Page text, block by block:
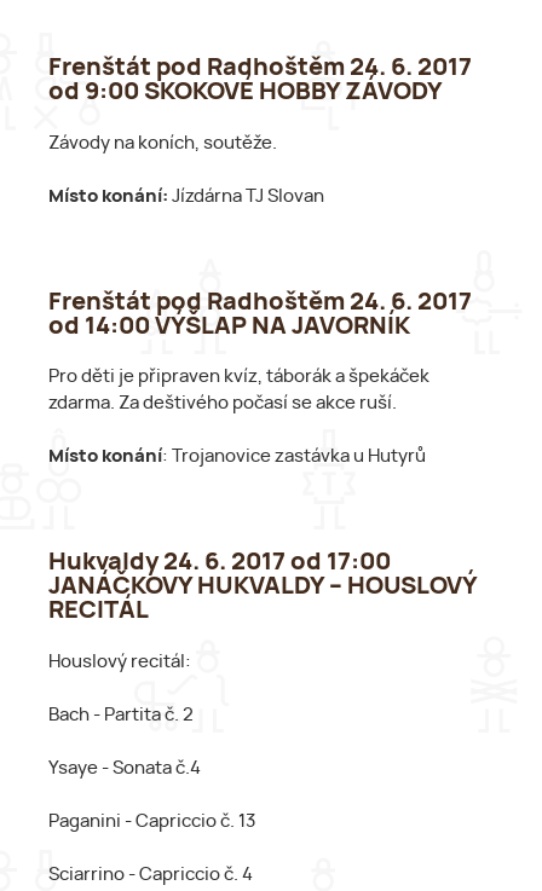
Frenštát pod Radhoštěm 24. 6. 2017
od 9:00 SKOKOVÉ HOBBY ZÁVODY
Závody na koních, soutěže.
Místo konání: Jízdárna TJ Slovan
Frenštát pod Radhoštěm 24. 6. 2017
od 14:00 VÝŠLAP NA JAVORNÍK
Pro děti je připraven kvíz, táborák a špekáček
zdarma. Za deštivého počasí se akce ruší.
Místo konání: Trojanovice zastávka u Hutyrů
Hukvaldy 24. 6. 2017 od 17:00
JANÁČKOVY HUKVALDY – HOUSLOVÝ
RECITÁL
Houslový recitál:
Bach - Partita č. 2
Ysaye - Sonata č.4
Paganini - Capriccio č. 13
Sciarrino - Capriccio č. 4